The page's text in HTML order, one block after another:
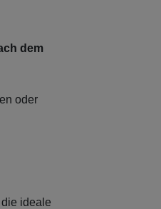
dem
oder
ideale